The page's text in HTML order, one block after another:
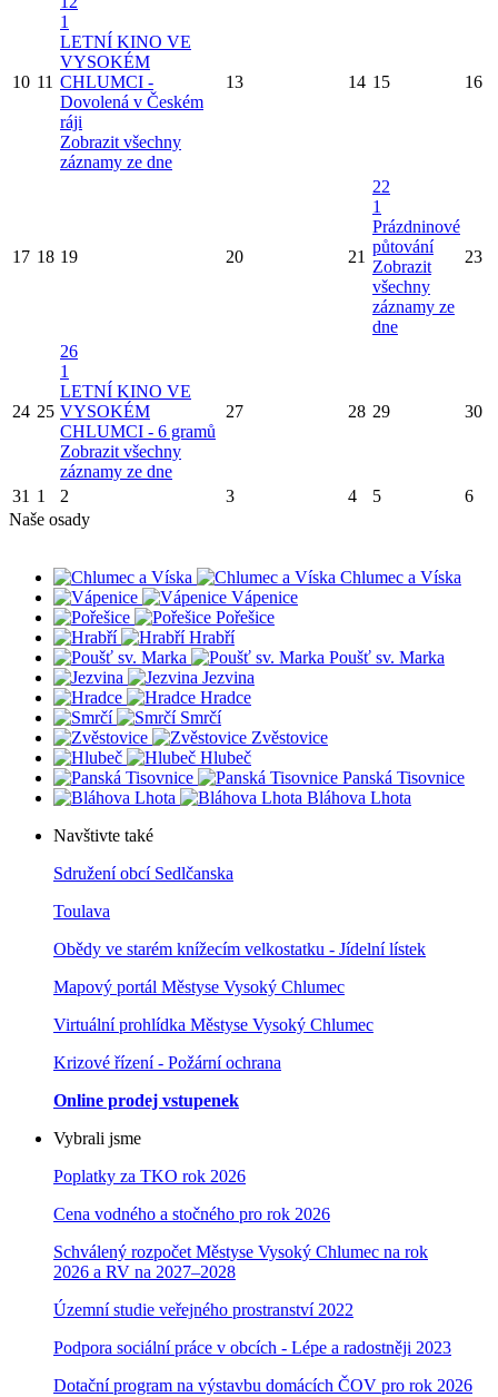
10 11
1
LETNÍ KINO VE
VYSOKÉM
CHLUMCI -
Dovolená v Českém
ráji
Zobrazit všechny
záznamy ze dne
13 14 15 16
17 18 19 20 21
22
1
Prázdninové
půtování
Zobrazit
všechny
záznamy ze
dne
23
24 25
26
1
LETNÍ KINO VE
VYSOKÉM
CHLUMCI - 6 gramů
Zobrazit všechny
záznamy ze dne
27 28 29 30
31 1 2 3 4 5
6
Naše osady
Chlumec a Víska
Vápenice
Pořešice
Hrabří
Poušť sv. Marka
Jezvina
Hradce
Smrčí
Zvěstovice
Hlubeč
Panská Tisovnice
Bláhova Lhota
Navštivte také
Sdružení obcí Sedlčanska
Toulava
Obědy ve starém knížecím velkostatku - Jídelní lístek
Mapový portál Městyse Vysoký Chlumec
Virtuální prohlídka Městyse Vysoký Chlumec
Krizové řízení - Požární ochrana
Online prodej vstupenek
Vybrali jsme
Poplatky za TKO rok 2026
Cena vodného a stočného pro rok 2026
Schválený rozpočet Městyse Vysoký Chlumec na rok
2026 a RV na 2027–2028
Územní studie veřejného prostranství 2022
Podpora sociální práce v obcích - Lépe a radostněji 2023
Dotační program na výstavbu domácích ČOV pro rok 2026